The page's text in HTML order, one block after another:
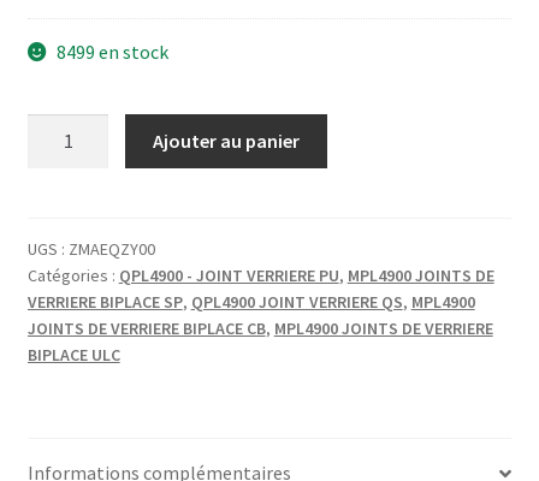
8499 en stock
EPDM
PROFIL
D
10MM
(au
Ajouter au panier
UGS : ZMAEQZY00
Catégories : QPL4900 - JOINT VERRIERE PU, MPL4900 JOINTS DE
VERRIERE BIPLACE SP, QPL4900 JOINT VERRIERE QS, MPL4900
JOINTS DE VERRIERE BIPLACE CB, MPL4900 JOINTS DE VERRIERE
BIPLACE ULC
Informations complémentaires